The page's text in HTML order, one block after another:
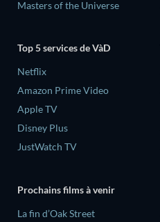
Masters of the Universe
Top 5 services de VàD
Netflix
Amazon Prime Video
Apple TV
Disney Plus
JustWatch TV
Prochains films à venir
La fin d’Oak Street